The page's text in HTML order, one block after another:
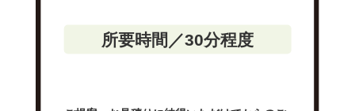
所要時間／30分程度